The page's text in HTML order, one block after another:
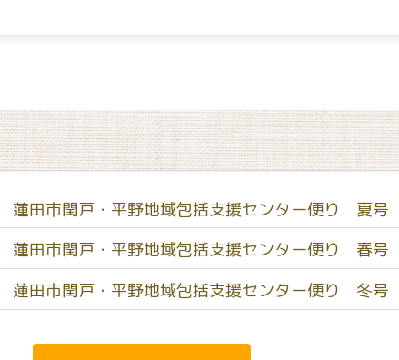
蓮田市閏戸・平野地域包括支援センター便り 夏号
蓮田市閏戸・平野地域包括支援センター便り 春号
蓮田市閏戸・平野地域包括支援センター便り 冬号